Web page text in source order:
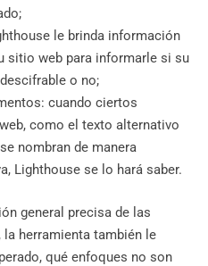
le brinda información
sitio web para informarle si su
o no;
cuando ciertos
como el texto alternativo
nombran de manera
Lighthouse se lo hará saber.
general precisa de las
herramienta también le
qué enfoques no son